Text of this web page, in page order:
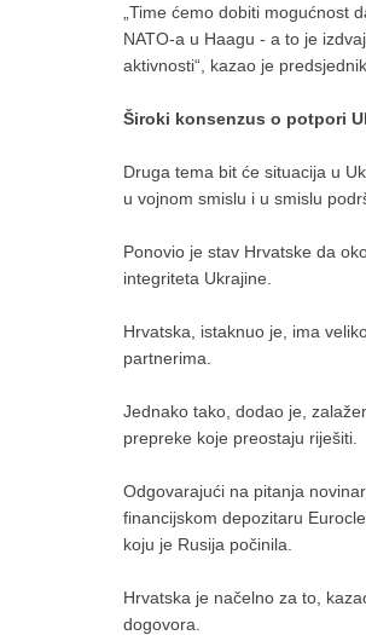
„Time ćemo dobiti mogućnost
NATO-a u Haagu - a to je
aktivnosti“, kazao je
Široki konsenzus o potpori
Druga tema bit će situacija u
u vojnom smislu i u smislu
Ponovio je stav Hrvatske da
integriteta Ukrajine.
Hrvatska, istaknuo je, ima
partnerima.
Jednako tako, dodao je,
prepreke koje preostaju riješiti.
Odgovarajući na pitanja
financijskom depozitaru
koju je Rusija počinila.
Hrvatska je načelno za to,
dogovora.